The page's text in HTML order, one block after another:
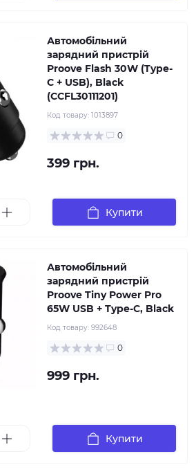
Автомобільний
зарядний пристрій
Proove Flash 30W (Type-
C + USB), Black
(CCFL30111201)
Код товару: 1013897
0
399 грн.
Купити
Автомобільний
зарядний пристрій
Proove Tiny Power Pro
65W USB + Type-C, Black
Код товару: 992648
0
999 грн.
Купити